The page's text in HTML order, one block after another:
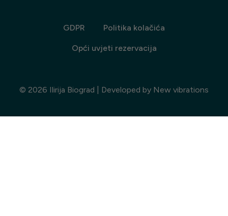
GDPR Politika kolačića
Opći uvjeti rezervacija
© 2026 Ilirija Biograd | Developed by New vibrations